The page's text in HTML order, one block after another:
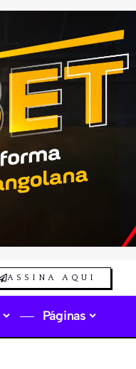
ASSINA AQUI
Páginas